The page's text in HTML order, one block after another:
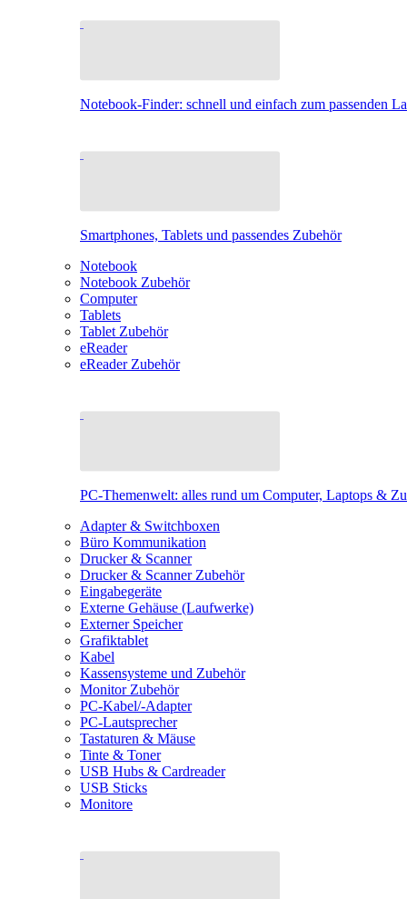
Notebook-Finder: schnell und einfach zum passenden
Smartphones, Tablets und passendes Zubehör
Notebook
Notebook Zubehör
Computer
Tablets
Tablet Zubehör
eReader
eReader Zubehör
PC-Themenwelt: alles rund um Computer, Laptops &
Adapter & Switchboxen
Büro Kommunikation
Drucker & Scanner
Drucker & Scanner Zubehör
Eingabegeräte
Externe Gehäuse (Laufwerke)
Externer Speicher
Grafiktablet
Kabel
Kassensysteme und Zubehör
Monitor Zubehör
PC-Kabel/-Adapter
PC-Lautsprecher
Tastaturen & Mäuse
Tinte & Toner
USB Hubs & Cardreader
USB Sticks
Monitore